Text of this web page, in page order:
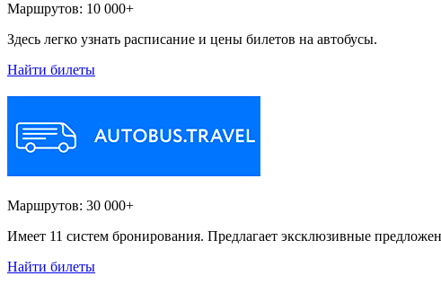
Маршрутов: 10 000+
Здесь легко узнать расписание и цены билетов на автобусы.
Найти билеты
Маршрутов: 30 000+
Имеет 11 систем бронирования. Предлагает эксклюзивные
Найти билеты